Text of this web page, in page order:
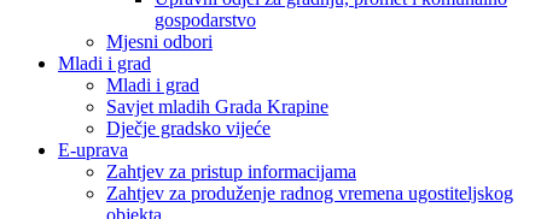
gospodarstvo
Mjesni odbori
Mladi i grad
Mladi i grad
Savjet mladih Grada Krapine
Dječje gradsko vijeće
E-uprava
Zahtjev za pristup informacijama
Zahtjev za produženje radnog vremena ugostiteljskog
objekta